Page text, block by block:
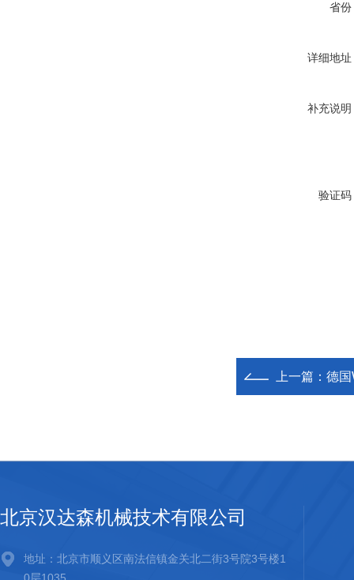
省份
详细地址
补充说明
验证码
上一篇： 德
北京汉达森机械技术有限公司
地址：北京市顺义区南法信镇金关北二街3号院3号楼1